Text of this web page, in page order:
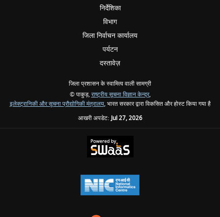
निर्देशिका
विभाग
जिला निर्वाचन कार्यालय
पर्यटन
दस्तावेज़
जिला प्रशासन के स्वामित्व वाली सामग्री
© पाकुड़, राष्ट्रीय सूचना विज्ञान केन्द्र,
इलेक्ट्रानिकी और सूचना प्रौद्योगिकी मंत्रालय, भारत सरकार द्वारा विकसित और होस्ट किया गया है
आखरी अपडेट:Jul 27, 2026